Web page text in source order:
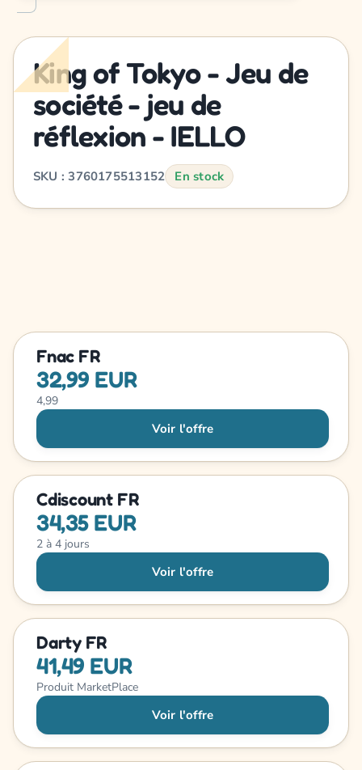
King of Tokyo - Jeu de
société - jeu de
réflexion - IELLO
SKU : 3760175513152 En stock
Fnac FR
32,99 EUR
4,99
Voir l'offre
Cdiscount FR
34,35 EUR
2 à 4 jours
Voir l'offre
Darty FR
41,49 EUR
Produit MarketPlace
Voir l'offre